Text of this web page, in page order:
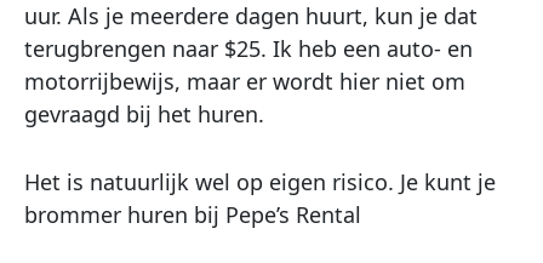
uur. Als je meerdere dagen huurt, kun je dat
terugbrengen naar $25. Ik heb een auto- en
motorrijbewijs, maar er wordt hier niet om
gevraagd bij het huren.
Het is natuurlijk wel op eigen risico. Je kunt je
brommer huren bij Pepe’s Rental